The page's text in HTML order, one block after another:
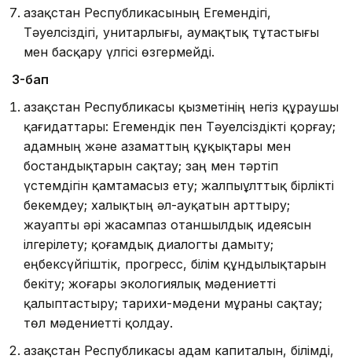
Қазақстан Республикасының Егемендігі,
Тәуелсіздігі, уни­тарлығы, аумақтық тұтастығы
мен басқару үлгісі өзгермейді.
3-бап
Қазақстан Республикасы қызметінің негіз құраушы
қағидаттары: Егемендік пен Тәуелсіздікті қорғау;
адамның және азаматтың құқықтары мен
бостандықтарын сақтау; заң мен тәртіп
үстемдігін қамтамасыз ету; жалпыұлттық бірлікті
бекемдеу; халықтың әл-ауқатын арттыру;
жауапты әрі жасампаз отаншылдық идеясын
ілгерілету; қоғам­дық диалогты дамыту;
еңбексүйгіштік, прогресс, білім құндылық­тарын
бекіту; жоғары экологиялық мәдениетті
қалыптастыру; тарихи-мәдени мұраны сақтау;
төл мәдениетті қолдау.
Қазақстан Республикасы адам капиталын, білімді,